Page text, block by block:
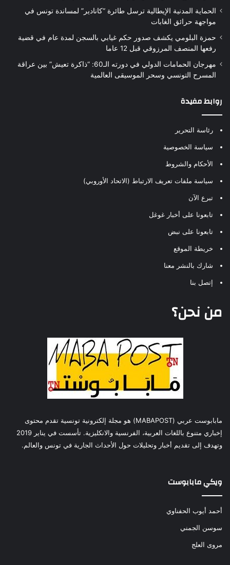
الحماية المدنية الإيطالية ترسل طائرة “كانادير” لمساندة تونس في
مواجهة حرائق الغابات
حمزة البلومي يكشف صدور حكم غيابي بالسجن لمدة عام في قضية
رفعها المنصف المرزوقي قبل 12 عاما
مهرجان الحمامات الدولي في دورته الـ60: “ذاكرة تعيش” بين عراقة
المسرح التونسي وسحر الموسيقى العالمية
روابط مفيدة
رئاسة التحرير
سياسة الخصوصية
الأحكام والشروط
سياسة ملفات تعريف الارتباط (الاتحاد الأوروبي)
تبرع الآن
تابعونا على أخبار غوغل
تابعونا على نبض
خريطة الموقع
شارك بالنشر معنا
إتصل بنا
من نحن؟
مابابوست عربي (MABAPOST) هو مجلة إلكترونية تونسية تقدم محتوى
إخباري متنوع باللغات العربية، الفرنسية والانكليزية. تأسست في يناير 2019
وتهدف إلى تقديم أخبار وتحليلات حول الأحداث الجارية في تونس والعالم.
ويكي مابابوست
أحمد أيوب الحفناوي
سوسن الجمني
مروى العلج